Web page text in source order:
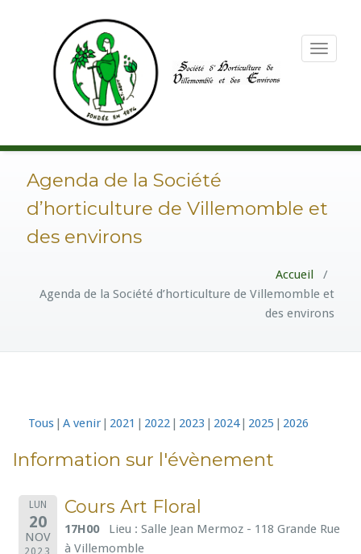
Toggle
Agenda de la Société
d’horticulture de Villemomble et
des environs
Accueil /
Agenda de la Société d’horticulture de Villemomble et
des environs
Tous A venir 2021 2022 2023 2024 2025 2026
Information sur l'évènement
LUN
20
NOV
2023
Cours Art Floral
17H00
Lieu : Salle Jean Mermoz - 118 Grande Rue
à Villemomble